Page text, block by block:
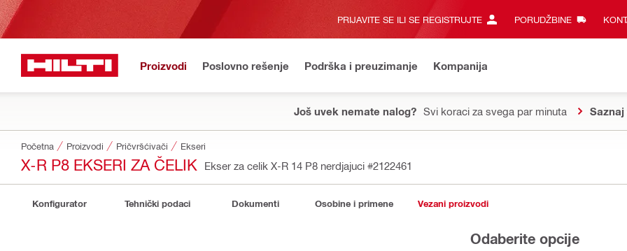
PRIJAVITE SE ILI SE REGISTRUJTE PORUDŽBINE
Proizvodi Poslovno rešenje Podrška i preuzimanje Kompanija
Još uvek nemate nalog? Svi koraci za svega par minuta Saznaj
Početna Proizvodi Pričvršćivači Ekseri
X-R P8 EKSERI ZA ČELIK Ekser za celik X-R 14 P8 nerdjajuci #2122461
Konfigurator Tehnički podaci Dokumenti Osobine i primene Vezani proizvodi
Odaberite opcije